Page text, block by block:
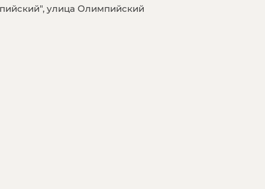
улица Олимпийский